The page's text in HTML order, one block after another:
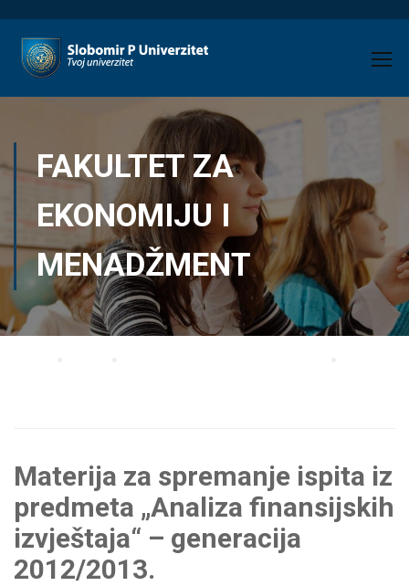
FAKULTET ZA
EKONOMIJU I
MENADŽMENT
Materija za spremanje ispita iz
predmeta „Analiza finansijskih
izvještaja“ – generacija
2012/2013.